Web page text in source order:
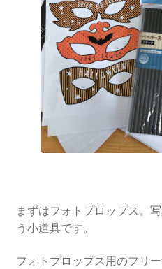
まずはフォトプロップス。
う小道具です。
フォトプロップス用のフリ